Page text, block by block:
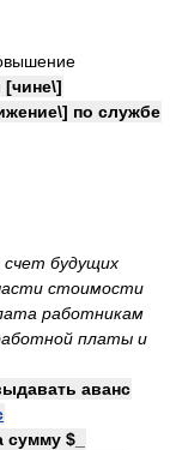
по службе
будущих
стоимости
работникам
платы и
аванс
$_